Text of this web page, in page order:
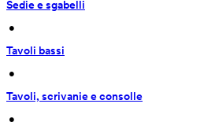
Sedie e sgabelli
•
Tavoli bassi
•
Tavoli, scrivanie e consolle
•